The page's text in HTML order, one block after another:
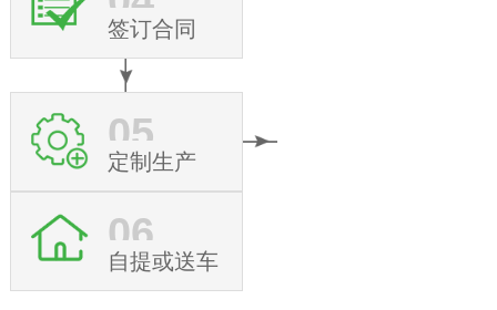
签订合同
05
定制生产
06
自提或送车